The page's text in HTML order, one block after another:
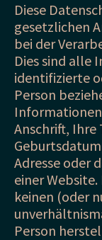
Diese
gesetzlichen
bei der
Dies sind alle
identifizierte
Person
Anschrift,
Adresse oder
einer
keinen (oder
Person